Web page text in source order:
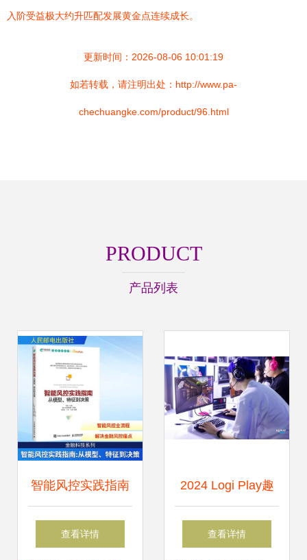
入阶受益极大约升匹配发展黄金点连续成长。
更新时间：2026-08-06 10:01:19
如若转载，请注明出处：http://www.pa-
chechuangke.com/product/96.html
PRODUCT
产品列表
智能风控实践指南
从模型,特征到决策
查看详情
2024 Logi Play趣
玩日 罗技G解锁游
查看详情